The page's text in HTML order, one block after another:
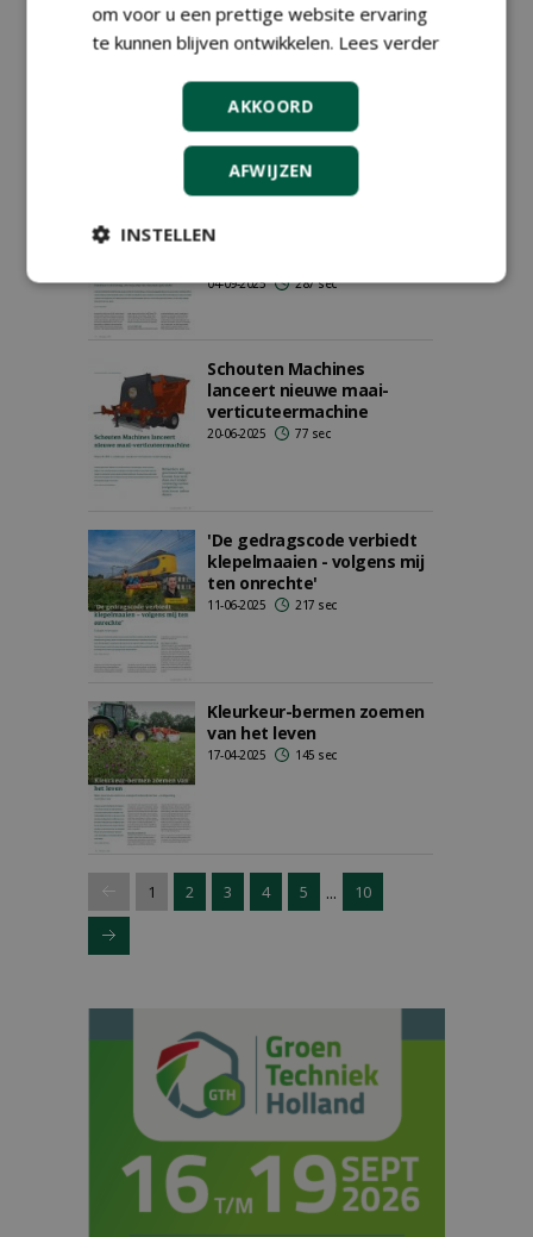
Certificeren zorgt voor
maatschappelijk draagvlak
'Met EMVI kun je als
scoren dan alleen een strak
04-09-2025 287 sec
Schouten Machines
lanceert nieuwe maai-
verticuteermachine
20-06-2025 77 sec
'De gedragscode verbiedt
klepelmaaien - volgens mij
ten onrechte'
11-06-2025 217 sec
Kleurkeur-bermen zoemen
van het leven
17-04-2025 145 sec
1 2 3 4 5 ... 10
om voor u een prettige website ervaring
te kunnen blijven ontwikkelen. Lees verder
AKKOORD
AFWIJZEN
INSTELLEN